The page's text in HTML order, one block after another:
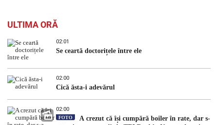
ULTIMA ORĂ
02:01
Se ceartă doctorițele între ele
02:00
Cică ăsta-i adevărul
02:00
FOTO
A crezut că își cumpără boiler în rate, dar s-